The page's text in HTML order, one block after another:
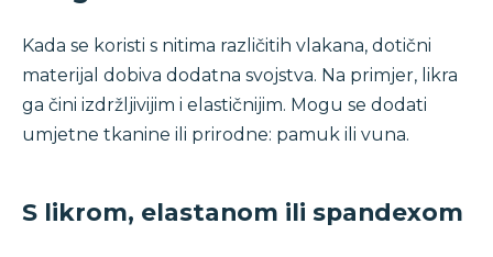
Kada se koristi s nitima različitih vlakana, dotični
materijal dobiva dodatna svojstva. Na primjer, likra
ga čini izdržljivijim i elastičnijim. Mogu se dodati
umjetne tkanine ili prirodne: pamuk ili vuna.
S likrom, elastanom ili spandexom